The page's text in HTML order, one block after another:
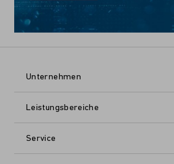
Unternehmen
Leistungsbereiche
Service